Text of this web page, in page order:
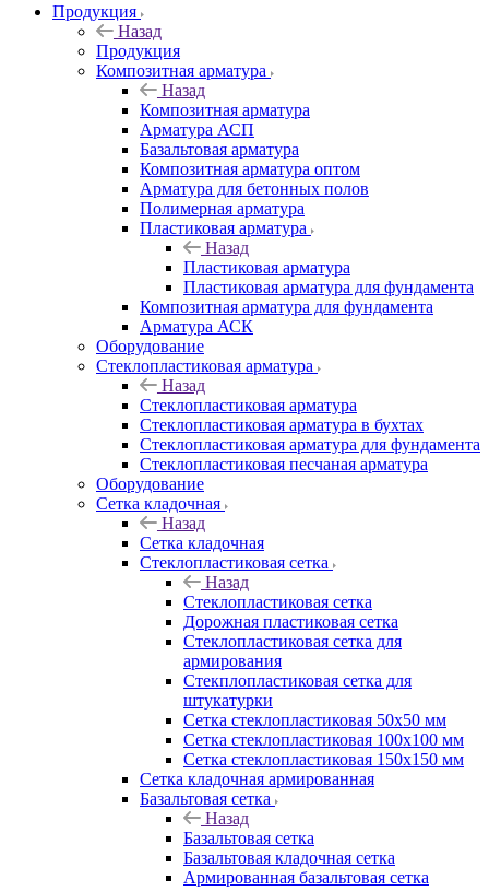
Продукция
Назад
Продукция
Композитная арматура
Назад
Композитная арматура
Арматура АСП
Базальтовая арматура
Композитная арматура оптом
Арматура для бетонных полов
Полимерная арматура
Пластиковая арматура
Назад
Пластиковая арматура
Пластиковая арматура для фундамента
Композитная арматура для фундамента
Арматура АСК
Оборудование
Cтеклопластиковая арматура
Назад
Cтеклопластиковая арматура
Стеклопластиковая арматура в бухтах
Стеклопластиковая арматура для фундамента
Стеклопластиковая песчаная арматура
Оборудование
Сетка кладочная
Назад
Сетка кладочная
Стеклопластиковая сетка
Назад
Стеклопластиковая сетка
Дорожная пластиковая сетка
Стеклопластиковая сетка для
армирования
Стекплопластиковая сетка для
штукатурки
Сетка стеклопластиковая 50x50 мм
Сетка стеклопластиковая 100x100 мм
Сетка стеклопластиковая 150x150 мм
Сетка кладочная армированная
Базальтовая сетка
Назад
Базальтовая сетка
Базальтовая кладочная сетка
Армированная базальтовая сетка